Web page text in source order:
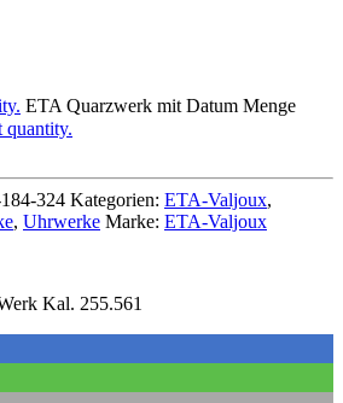
ETA Quarzwerk mit Datum Menge
quantity.
324 Kategorien: ETA-Valjoux,
, Uhrwerke Marke: ETA-Valjoux
Kal. 255.561